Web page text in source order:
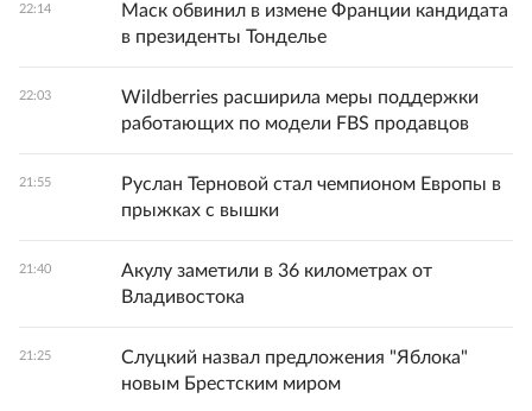
22:14
Маск обвинил в измене Франции кандидата
в президенты Тонделье
22:03
Wildberries расширила меры поддержки
работающих по модели FBS продавцов
21:55
Руслан Терновой стал чемпионом Европы в
прыжках с вышки
21:40
Акулу заметили в 36 километрах от
Владивостока
21:25
Слуцкий назвал предложения "Яблока"
новым Брестским миром